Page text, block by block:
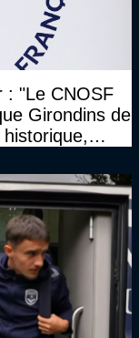
: "Le CNOSF
Girondins de